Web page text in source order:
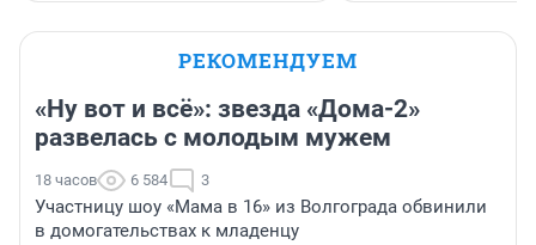
РЕКОМЕНДУЕМ
«Ну вот и всё»: звезда «Дома-2»
развелась с молодым мужем
18 часов 6 584 3
Участницу шоу «Мама в 16» из Волгограда обвинили
в домогательствах к младенцу